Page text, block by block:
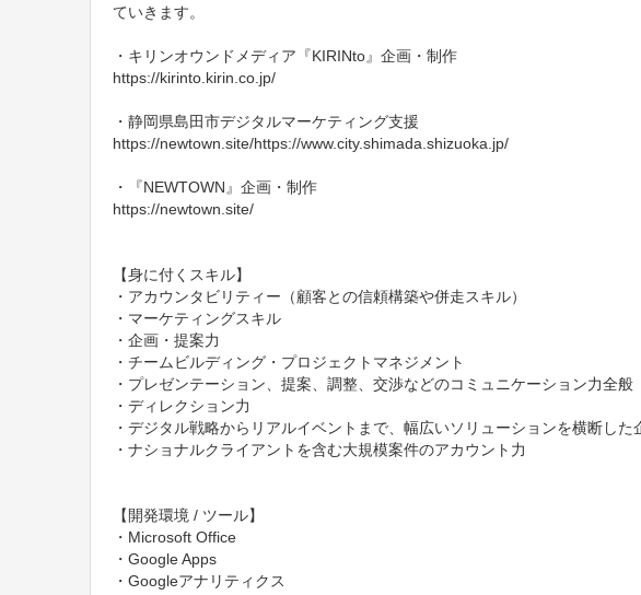
ていきます。
・キリンオウンドメディア『KIRINto』企画・制作
https://kirinto.kirin.co.jp/
・静岡県島田市デジタルマーケティング支援
https://newtown.site/https://www.city.shimada.shizuoka.jp/
・『NEWTOWN』企画・制作
https://newtown.site/
【身に付くスキル】
・アカウンタビリティー（顧客との信頼構築や併走スキル）
・マーケティングスキル
・企画・提案力
・チームビルディング・プロジェクトマネジメント
・プレゼンテーション、提案、調整、交渉などのコミュニケーション力全般
・ディレクション力
・デジタル戦略からリアルイベントまで、幅広いソリューションを横断した
・ナショナルクライアントを含む大規模案件のアカウント力
【開発環境 / ツール】
・Microsoft Office
・Google Apps
・Googleアナリティクス